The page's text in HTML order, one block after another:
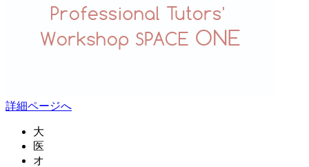
詳細ページへ
大
医
オ